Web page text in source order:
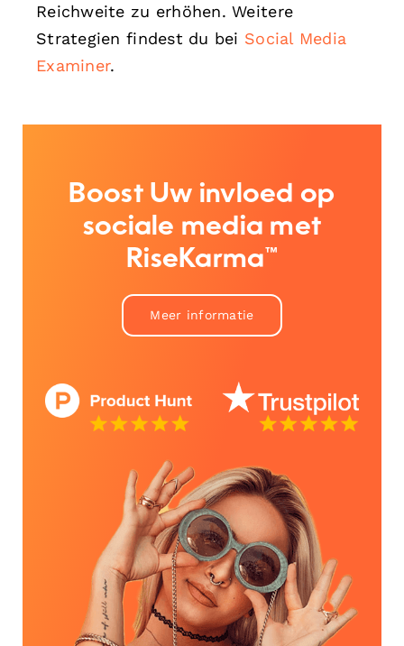
Reichweite zu erhöhen. Weitere
Strategien findest du bei Social Media
Examiner.
Boost Uw invloed op
sociale media met
RiseKarma™
Meer informatie